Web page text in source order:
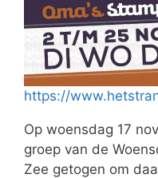
https://
Op woensdag 17
groep van de
Zee getogen om